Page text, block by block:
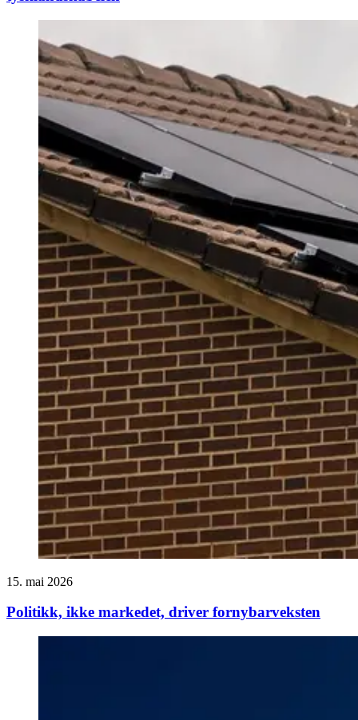
15. mai 2026
Politikk, ikke markedet, driver fornybarveksten